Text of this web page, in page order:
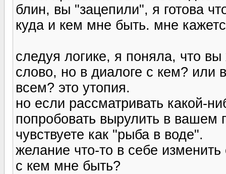
блин, вы "зацепили", я готова
куда и кем мне быть. мне
следуя логике, я поняла, что
слово, но в диалоге с кем? или
всем? это утопия.
но если рассматривать какой-
попробовать вырулить в вашем
чувствуете как "рыба в воде".
желание что-то в себе изменить
с кем мне быть?